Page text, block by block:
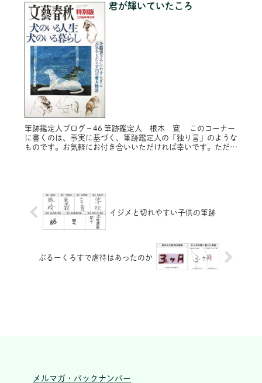
君が輝いていたころ
筆跡鑑定人ブログ－46 筆跡鑑定人 根本 寛 このコーナー
に書くのは、事実に基づく、筆跡鑑定人の「独り言」のような
ものです。お気軽にお付き合いいただければ幸いです。ただ
イジメと切れやすい子供の筆跡
ぶるーくろすで虐待はあったのか
メルマガ・バックナンバー